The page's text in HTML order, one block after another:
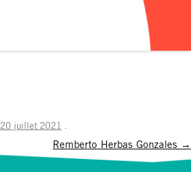
20 juillet 2021 .
Remberto Herbas Gonzales →